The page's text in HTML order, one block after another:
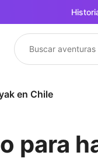
Buscar
en Chile
para